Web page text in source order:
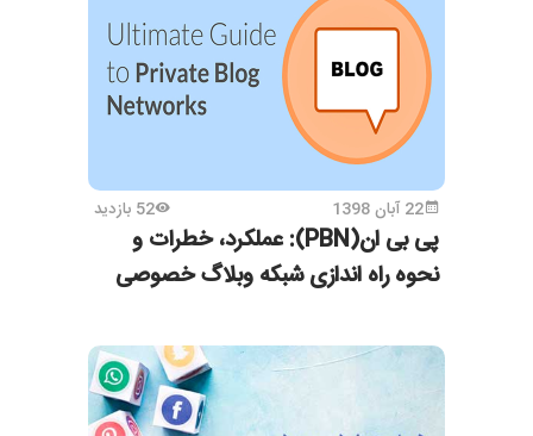
22 آبان 1398 52 بازدید
پی بی ان(PBN): عملکرد، خطرات و
نحوه راه اندازی شبکه وبلاگ خصوصی